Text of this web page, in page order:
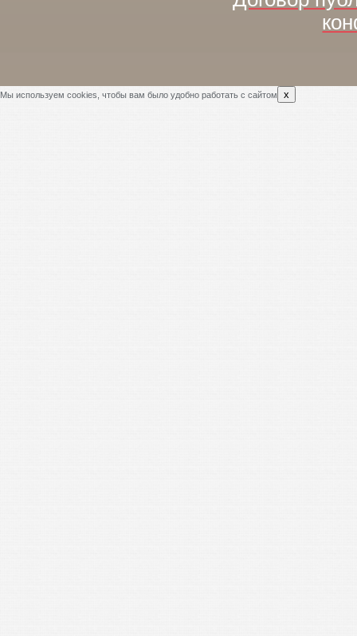
Мы используем cookies, чтобы вам было удобно работать с сайтом x